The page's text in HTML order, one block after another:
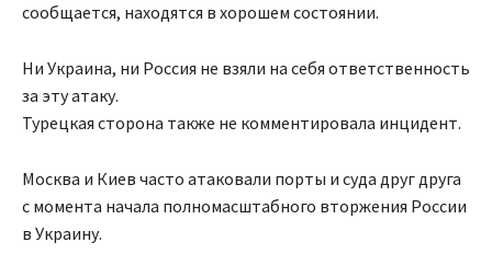
сообщается, находятся в хорошем состоянии.
Ни Украина, ни Россия не взяли на себя ответственность
за эту атаку.
Турецкая сторона также не комментировала инцидент.
Москва и Киев часто атаковали порты и суда друг друга
с момента начала полномасштабного вторжения России
в Украину.